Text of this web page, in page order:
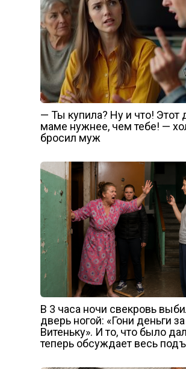
— Ты купила? Ну и что! Этот
маме нужнее, чем тебе! —
бросил муж
В 3 часа ночи свекровь
дверь ногой: «Гони деньги
Витеньку». И то, что было
теперь обсуждает весь